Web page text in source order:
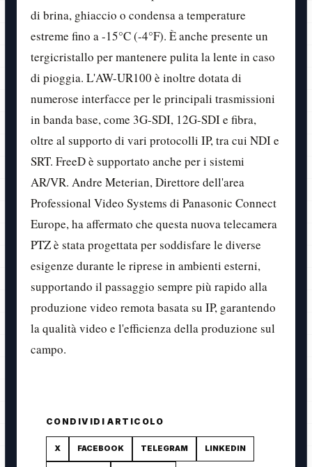
di brina, ghiaccio o condensa a temperature
estreme fino a -15°C (-4°F). È anche presente un
tergicristallo per mantenere pulita la lente in caso
di pioggia. L'AW-UR100 è inoltre dotata di
numerose interfacce per le principali trasmissioni
in banda base, come 3G-SDI, 12G-SDI e fibra,
oltre al supporto di vari protocolli IP, tra cui NDI e
SRT. FreeD è supportato anche per i sistemi
AR/VR. Andre Meterian, Direttore dell'area
Professional Video Systems di Panasonic Connect
Europe, ha affermato che questa nuova telecamera
PTZ è stata progettata per soddisfare le diverse
esigenze durante le riprese in ambienti esterni,
supportando il passaggio sempre più rapido alla
produzione video remota basata su IP, garantendo
la qualità video e l'efficienza della produzione sul
campo.
CONDIVIDI ARTICOLO
X FACEBOOK TELEGRAM LINKEDIN